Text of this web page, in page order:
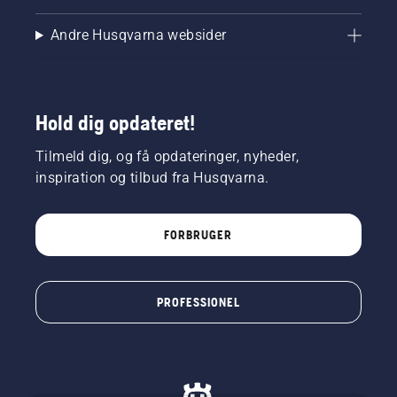
Andre Husqvarna websider
Hold dig opdateret!
Tilmeld dig, og få opdateringer, nyheder,
inspiration og tilbud fra Husqvarna.
FORBRUGER
PROFESSIONEL